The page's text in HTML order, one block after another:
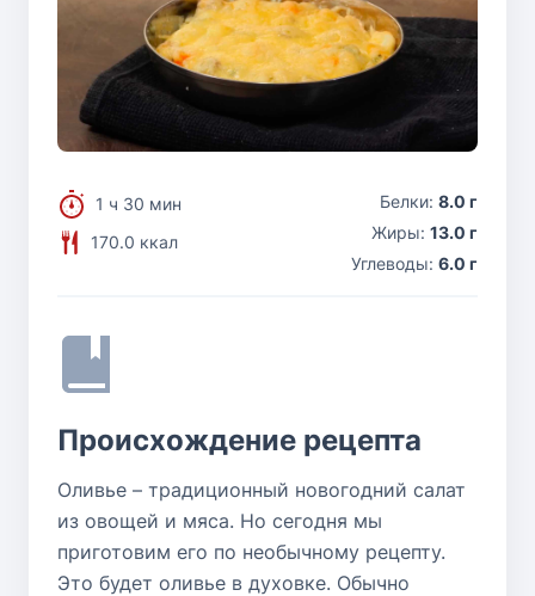
1 ч 30 мин
170.0 ккал
Белки: 8.0 г
Жиры: 13.0 г
Углеводы: 6.0 г
Происхождение рецепта
Оливье – традиционный новогодний салат
из овощей и мяса. Но сегодня мы
приготовим его по необычному рецепту.
Это будет оливье в духовке. Обычно